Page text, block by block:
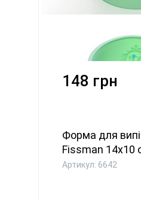
148 грн
Форма для
Fissman 14x10
Артикул: 6642